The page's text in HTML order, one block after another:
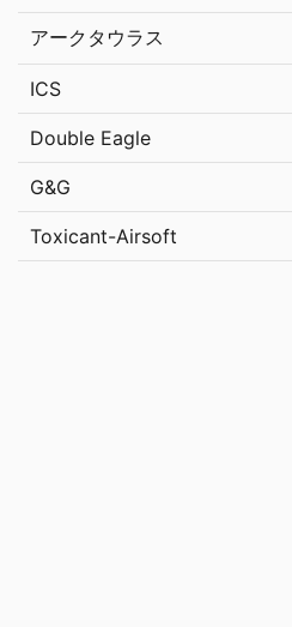
アークタウラス
ICS
Double Eagle
G&G
Toxicant-Airsoft